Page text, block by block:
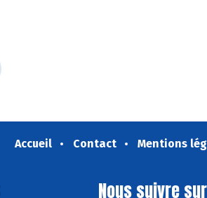
Accueil Contact Mentions
Nous suivre sur